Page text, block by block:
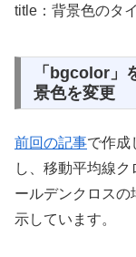
title：背景色のタ
「bgcolor」
景色を変更
前回の記事で作成
し、移動平均線
ールデンクロスの
示しています。